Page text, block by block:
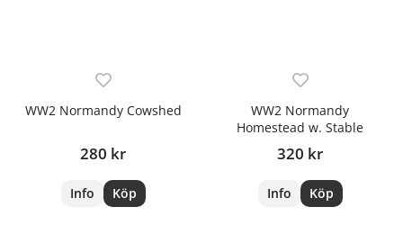
WW2 Normandy Cowshed
280 kr
Info Köp
WW2 Normandy
Homestead w. Stable
320 kr
Info Köp